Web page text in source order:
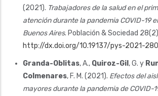
(2021). Trabajadores de la salud en el
atención durante la pandemia COVID-19
Buenos Aires. Población & Sociedad
http://dx.doi.org/10.19137/pys-2021-
Granda-Oblitas, A., Quiroz-Gil , G. y
Colmenares, F. M. (2021). Efectos del
mayores durante la pandemia de COVID-